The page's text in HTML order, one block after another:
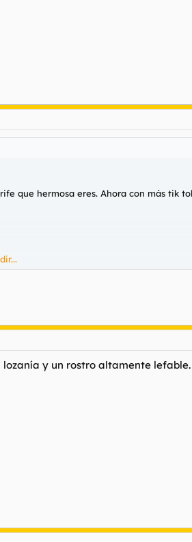
que hermosa eres. Ahora con más tik
y un rostro altamente lefable.